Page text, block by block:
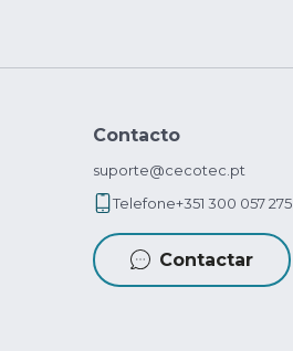
Contacto
suporte@cecotec.pt
Telefone+351 300 057 275
Contactar